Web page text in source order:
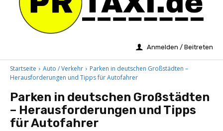
Anmelden / Beitreten
Startseite Auto / Verkehr
Parken in deutschen Großstädten –
Herausforderungen und Tipps für Autofahrer
Parken in deutschen Großstädten
– Herausforderungen und Tipps
für Autofahrer